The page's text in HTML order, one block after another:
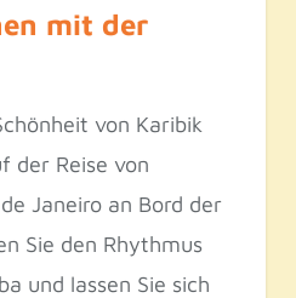
mit der
von Karibik
der Reise von
Janeiro an Bord der
Sie den Rhythmus
und lassen Sie sich